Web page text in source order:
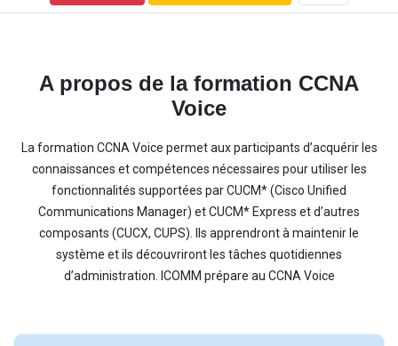
A propos de la formation CCNA
Voice
La formation CCNA Voice permet aux participants d’acquérir les
connaissances et compétences nécessaires pour utiliser les
fonctionnalités supportées par CUCM* (Cisco Unified
Communications Manager) et CUCM* Express et d’autres
composants (CUCX, CUPS). Ils apprendront à maintenir le
système et ils découvriront les tâches quotidiennes
d’administration. ICOMM prépare au CCNA Voice